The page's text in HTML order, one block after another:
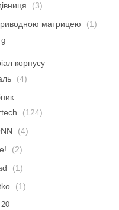
3
матрицею
1
корпусу
4
124
4
2
1
1